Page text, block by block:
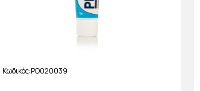
Κωδικός PO020039